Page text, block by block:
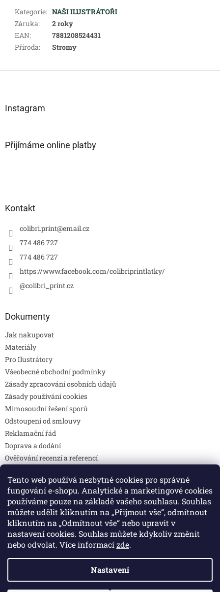
Tento web používá nezbytné cookies pro správné
fungování e-shopu. Analytické a marketingové cookies
používáme pouze na základě vašeho souhlasu. Souhlas
můžete udělit kliknutím na „Přijmout vše“, odmítnout
kliknutím na „Odmítnout vše“ nebo upravit v
nastavení cookies. Souhlas můžete kdykoliv změnit
nebo odvolat. Více informacízde.
Nastavení
Kategorie: NAŠI ILUSTRÁTOŘI
Záruka:
2 roky
EAN:
7881208524431
Příroda: Stromy
Instagram
Přijímáme online platby
Kontakt
colibri.print@email.cz
774 486 727
774 486 727
https://www.facebook.com/colibriprintlatky/
@colibri_print.cz
Dokumenty
Jak nakupovat
Materiály
Pro Ilustrátory
Všeobecné obchodní podmínky
Zásady zpracování osobních údajů
Zásady používání cookies
Mimosoudní řešení sporů
Odstoupení od smlouvy
Reklamační řád
Doprava a dodání
Ověřování recenzí a referencí
Prohlášení o shodě
Způsoby platby
DOTAZY
Kontakty